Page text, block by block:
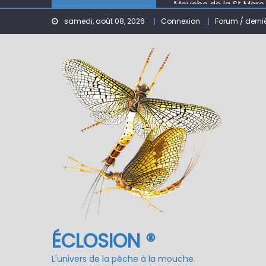
Le réservoir de
Nymphe pour NAV –
samedi, août 08, 2026 Connexion Forum /
ÉCLOSION ®
L'univers de la pêche à la mouche